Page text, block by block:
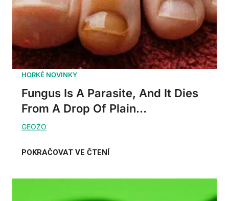
Fungus Is A Parasite, And It Dies
From A Drop Of Plain...